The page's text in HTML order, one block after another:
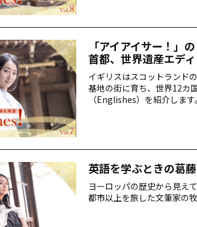
「アイアイサー！」
首都、世界遺産エデ
イギリスはスコットランド
基地の街に育ち、世界12カ
（Englishes）を紹介します。
英語を学ぶときの葛
ヨーロッパの歴史から見え
都市以上を旅した文筆家の